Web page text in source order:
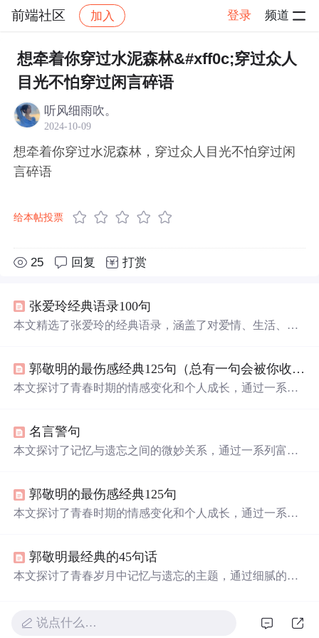
前端社区 加入 登录 频道
社区 前端社区 感慨 帖子详情
想牵着你穿过水泥森林&#xff0c;穿过众人
目光不怕穿过闲言碎语
听风细雨吹。
2024-10-09
想牵着你穿过水泥森林，穿过众人目光不怕穿过闲
言碎语
给本帖投票
25 回复 打赏
张爱玲经典语录100句
本文精选了张爱玲的经典语录，涵盖了对爱情、生活、时
郭敬明的最伤感经典125句（总有一句会被你收藏在心里）（看了顶哦）
本文探讨了青春时期的情感变化和个人成长，通过一系列
名言警句
本文探讨了记忆与遗忘之间的微妙关系，通过一系列富有
那些曾经深刻影响我们的事物是如何在记忆中逐渐模糊。
郭敬明的最伤感经典125句
本文探讨了青春时期的情感变化和个人成长，通过一系列
郭敬明最经典的45句话
本文探讨了青春岁月中记忆与遗忘的主题，通过细腻的情
度。说点什么…